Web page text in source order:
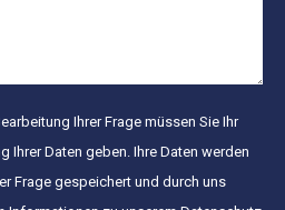
Ihrer Frage müssen Sie Ihr
Ihrer Daten geben. Ihre Daten werden
Frage gespeichert und durch uns